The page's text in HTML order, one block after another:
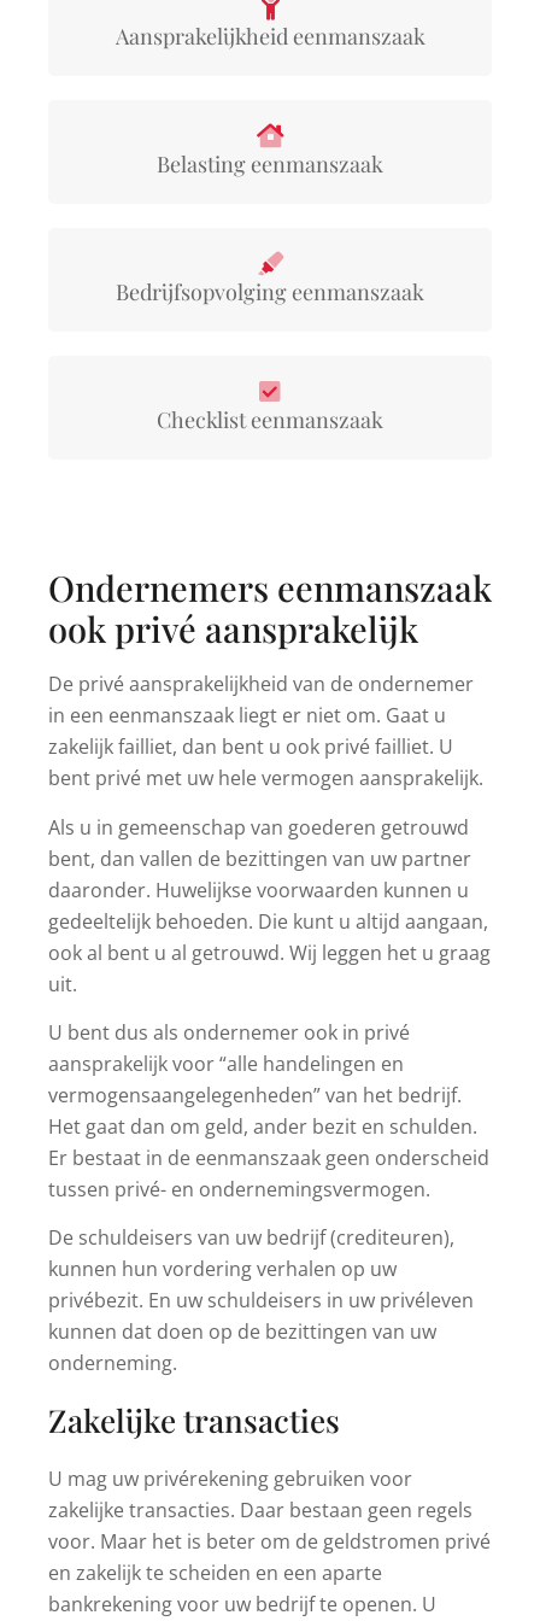
Aansprakelijkheid eenmanszaak
Belasting eenmanszaak
Bedrijfsopvolging eenmanszaak
Checklist eenmanszaak
Ondernemers eenmanszaak
ook privé aansprakelijk
De privé aansprakelijkheid van de ondernemer
in een eenmanszaak liegt er niet om. Gaat u
zakelijk failliet, dan bent u ook privé failliet. U
bent privé met uw hele vermogen aansprakelijk.
Als u in gemeenschap van goederen getrouwd
bent, dan vallen de bezittingen van uw partner
daaronder. Huwelijkse voorwaarden kunnen u
gedeeltelijk behoeden. Die kunt u altijd aangaan,
ook al bent u al getrouwd. Wij leggen het u graag
uit.
U bent dus als ondernemer ook in privé
aansprakelijk voor “alle handelingen en
vermogensaangelegenheden” van het bedrijf.
Het gaat dan om geld, ander bezit en schulden.
Er bestaat in de eenmanszaak geen onderscheid
tussen privé- en ondernemingsvermogen.
De schuldeisers van uw bedrijf (crediteuren),
kunnen hun vordering verhalen op uw
privébezit. En uw schuldeisers in uw privéleven
kunnen dat doen op de bezittingen van uw
onderneming.
Zakelijke transacties
U mag uw privérekening gebruiken voor
zakelijke transacties. Daar bestaan geen regels
voor. Maar het is beter om de geldstromen privé
en zakelijk te scheiden en een aparte
bankrekening voor uw bedrijf te openen. U